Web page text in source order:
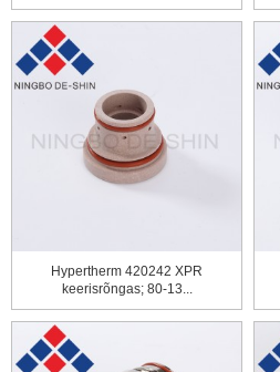
teras
Hypertherm 420242 XPR
keerisrõngas; 80-13...